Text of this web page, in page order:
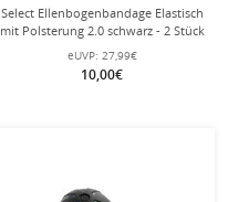
Select Ellenbogenbandage Elastisch
mit Polsterung 2.0 schwarz - 2 Stück
eUVP: 27,99€
10,00€